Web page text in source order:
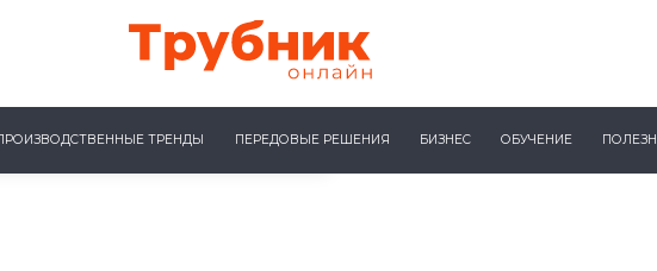
ТРЕНДЫ ПЕРЕДОВЫЕ РЕШЕНИЯ БИЗНЕС ОБУЧЕНИЕ